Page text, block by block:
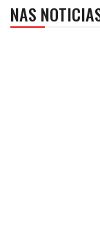
NAS